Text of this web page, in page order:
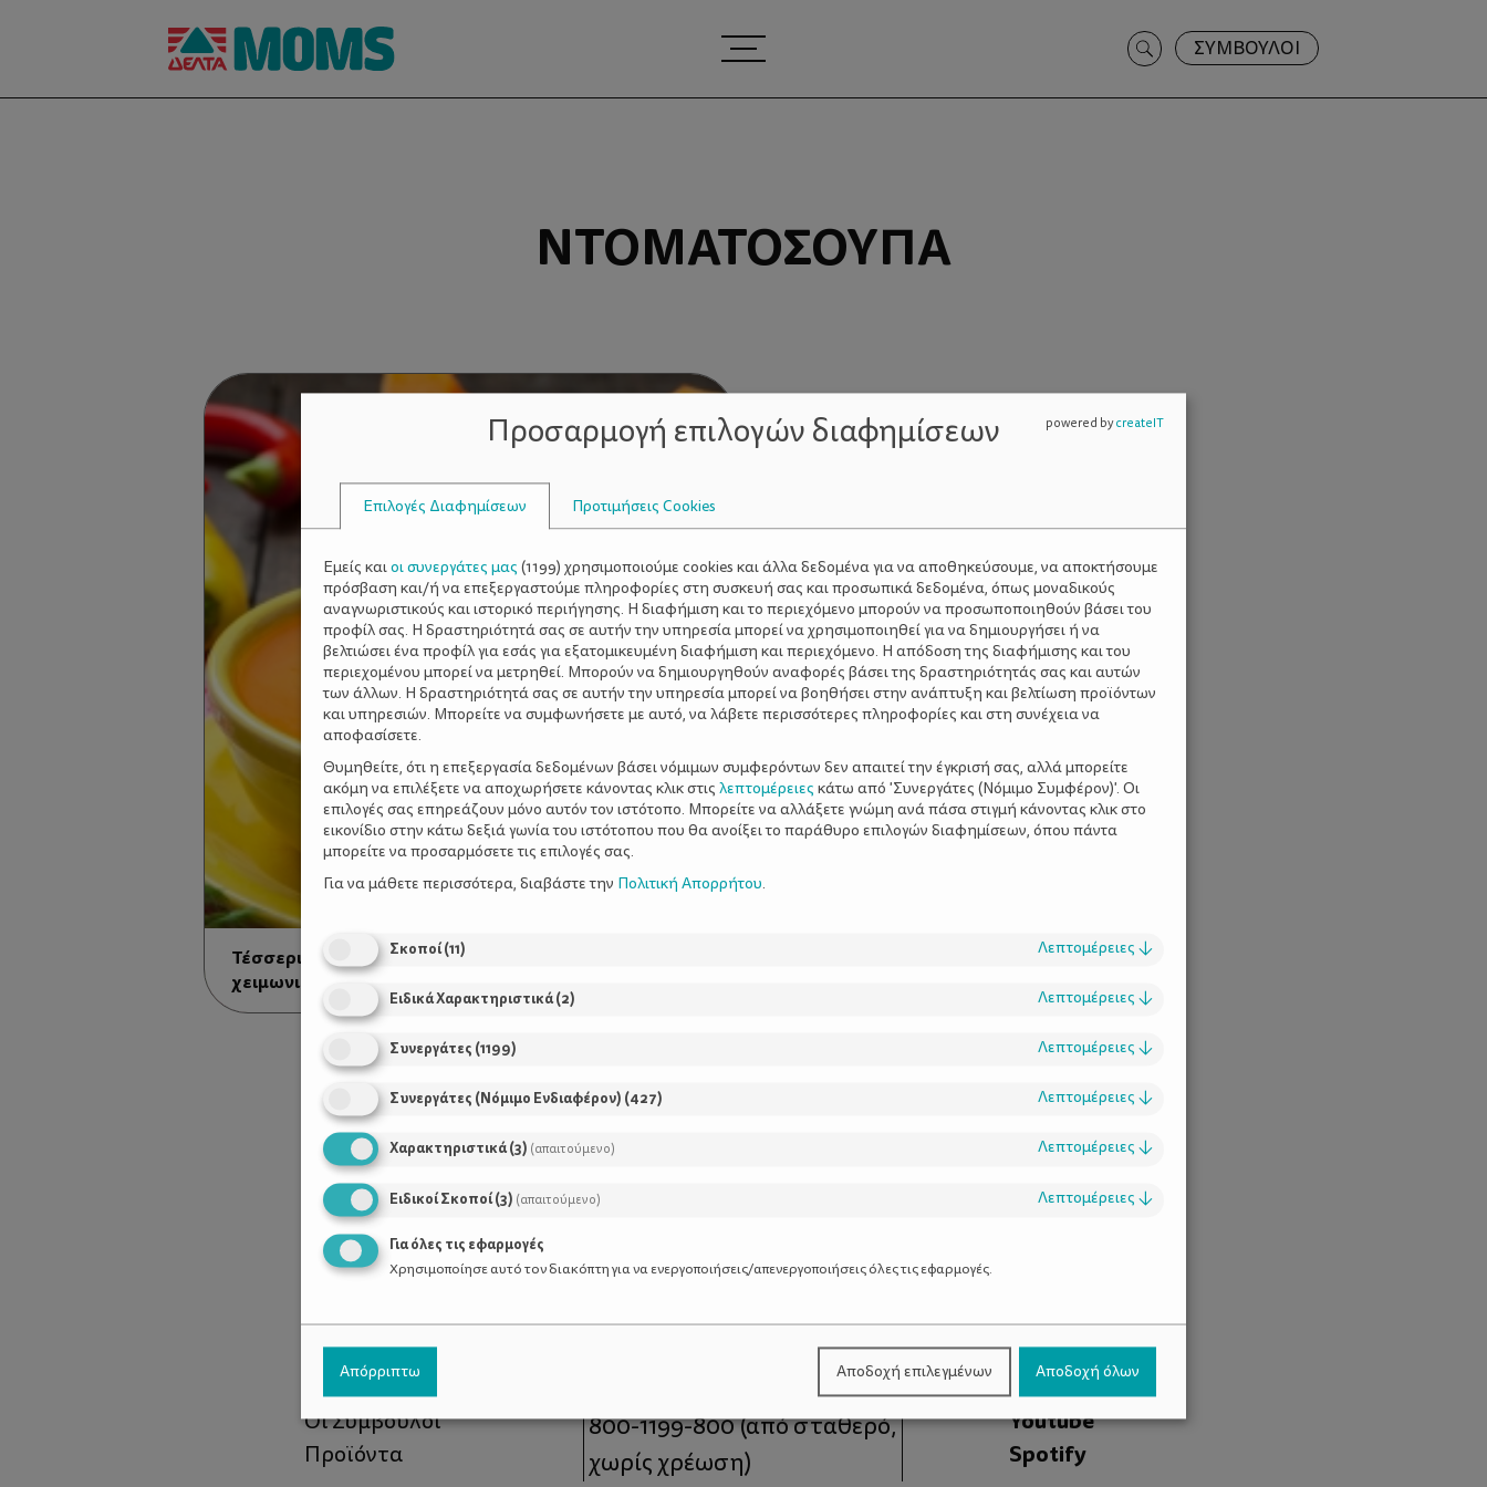
Search
for:
ΣΥΜΒΟΥΛΟΙ
ΝΤΟΜΑΤΌΣΟΥΠΑ
Τέσσερις συνταγές για απολαυστικές
χειμωνιάτικες σούπες
Χρήσιμοι Σύνδεσμοι
Τι είναι το ΔΕΛΤΑ moms
Οι Σύμβουλοι
Προϊόντα
Τηλέφωνο Επικοινωνίας:
800-1199-800(από σταθερό,
χωρίς χρέωση)
Facebook
Instagram
Youtube
Spotify
Προσαρμογή επιλογών διαφημίσεων
Επιλογές Διαφημίσεων Προτιμήσεις Cookies
Εμείς καιοι συνεργάτες μας (1199) χρησιμοποιούμε cookies και άλλα δεδομένα για να αποθηκεύσουμε, να αποκτήσουμε
πρόσβαση και/ή να επεξεργαστούμε πληροφορίες στη συσκευή σας και προσωπικά δεδομένα, όπως μοναδικούς
αναγνωριστικούς και ιστορικό περιήγησης. Η διαφήμιση και το περιεχόμενο μπορούν να προσωποποιηθούν βάσει του
προφίλ σας. Η δραστηριότητά σας σε αυτήν την υπηρεσία μπορεί να χρησιμοποιηθεί για να δημιουργήσει ή να
βελτιώσει ένα προφίλ για εσάς για εξατομικευμένη διαφήμιση και περιεχόμενο. Η απόδοση της διαφήμισης και του
περιεχομένου μπορεί να μετρηθεί. Μπορούν να δημιουργηθούν αναφορές βάσει της δραστηριότητάς σας και αυτών
των άλλων. Η δραστηριότητά σας σε αυτήν την υπηρεσία μπορεί να βοηθήσει στην ανάπτυξη και βελτίωση προϊόντων
και υπηρεσιών. Μπορείτε να συμφωνήσετε με αυτό, να λάβετε περισσότερες πληροφορίες και στη συνέχεια να
αποφασίσετε.
Θυμηθείτε, ότι η επεξεργασία δεδομένων βάσει νόμιμων συμφερόντων δεν απαιτεί την έγκρισή σας, αλλά μπορείτε
ακόμη να επιλέξετε να αποχωρήσετε κάνοντας κλικ στις λεπτομέρειες κάτω από 'Συνεργάτες (Νόμιμο Συμφέρον)'. Οι
επιλογές σας επηρεάζουν μόνο αυτόν τον ιστότοπο. Μπορείτε να αλλάξετε γνώμη ανά πάσα στιγμή κάνοντας κλικ στο
εικονίδιο στην κάτω δεξιά γωνία του ιστότοπου που θα ανοίξει το παράθυρο επιλογών διαφημίσεων, όπου πάντα
μπορείτε να προσαρμόσετε τις επιλογές σας.
Για να μάθετε περισσότερα, διαβάστε την Πολιτική Απορρήτου.
Σκοποί(11) Λεπτομέρειες ↓
Ειδικά Χαρακτηριστικά(2) Λεπτομέρειες ↓
Συνεργάτες (1199) Λεπτομέρειες ↓
Συνεργάτες (Νόμιμο Ενδιαφέρον) (427) Λεπτομέρειες ↓
Χαρακτηριστικά(3) (απαιτούμενο) Λεπτομέρειες ↓
Ειδικοί Σκοποί(3) (απαιτούμενο) Λεπτομέρειες ↓
Για όλες τις εφαρμογές
Χρησιμοποίησε αυτό τον διακόπτη για να ενεργοποιήσεις/απενεργοποιήσεις όλες τις εφαρμογές.
Απόρριπτω Αποδοχή επιλεγμένων Αποδοχή όλων
powered bycreateIT